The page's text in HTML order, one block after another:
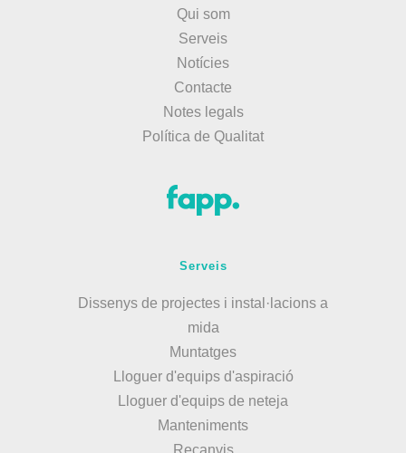
Qui som
Serveis
Notícies
Contacte
Notes legals
Política de Qualitat
Serveis
Dissenys de projectes i instal·lacions a
mida
Muntatges
Lloguer d'equips d'aspiració
Lloguer d'equips de neteja
Manteniments
Recanvis